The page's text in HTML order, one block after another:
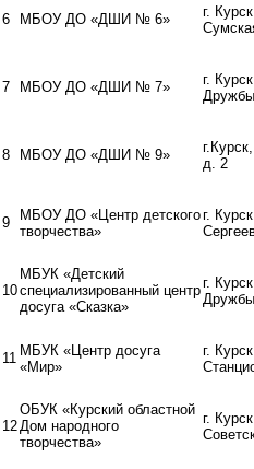
6 МБОУ ДО «ДШИ № 6»
г.
7 МБОУ ДО «ДШИ № 7»
г.
8 МБОУ ДО «ДШИ № 9»
д. 2
9
МБОУ ДО «Центр детского
творчества»
г.
10
МБУК «Детский
специализированный центр
досуга «Сказка»
г.
11 МБУК «Центр досуга
«Мир»
г.
12
ОБУК «Курский областной
Дом народного
творчества»
г.